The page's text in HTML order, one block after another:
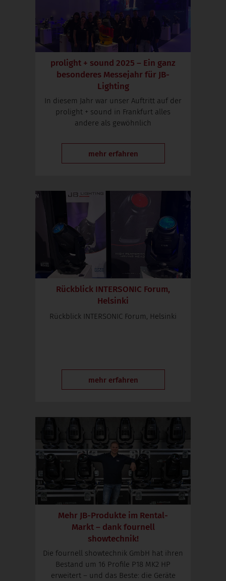
prolight + sound 2025 – Ein ganz
besonderes Messejahr für JB-
Lighting
In diesem Jahr war unser Auftritt auf der
prolight + sound in Frankfurt alles
andere als gewöhnlich
mehr erfahren
Rückblick INTERSONIC Forum,
Helsinki
Rückblick INTERSONIC Forum, Helsinki
mehr erfahren
Mehr JB-Produkte im Rental-
Markt – dank fournell
showtechnik!
Die fournell showtechnik GmbH hat ihren
Bestand um 16 Profile P18 MK2 HP
erweitert – und das Beste: die Geräte